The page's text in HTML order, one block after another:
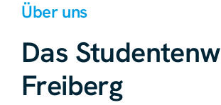
Über uns
Das
Freiberg